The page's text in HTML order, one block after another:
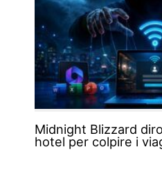
Midnight Blizzard
hotel per colpire i